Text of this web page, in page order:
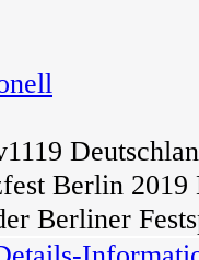
Berlin
Berliner